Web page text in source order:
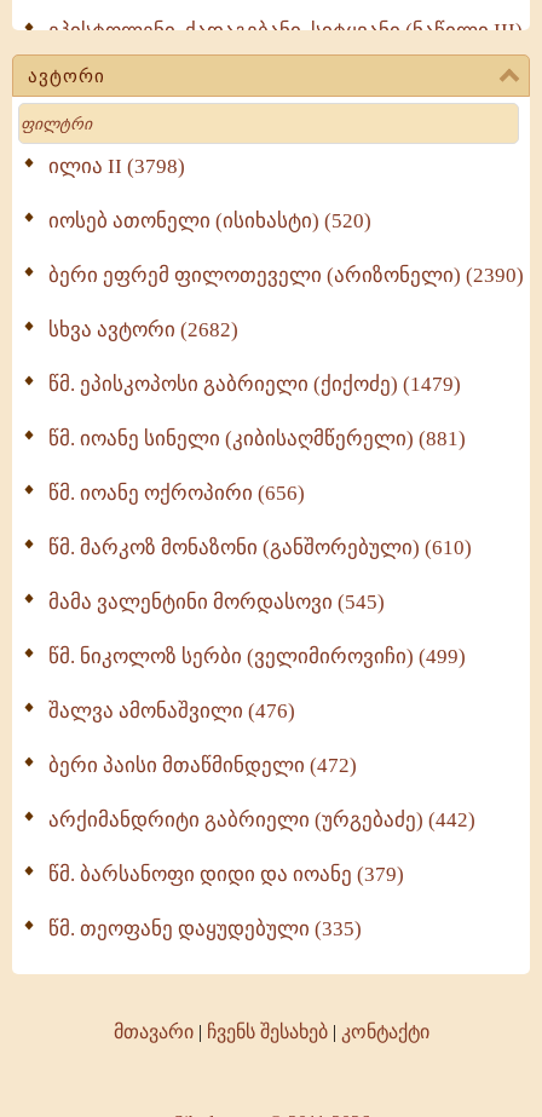
ეპისტოლენი, ქადაგებანი, სიტყვანი (ნაწილი III)
(723)
მოძღვრის ძალზე სასარგებლო რჩევები
მრევლისათვის (545)
Wisdomge (514)
ქადაგებანი გაბრიელ ეპისკოპოსისა - II ტომი
სულიერი ცხოვრების სახელმძღვანელო -
ნაწილი II (369)
ავტორი
Search
ილია II (3798)
იოსებ ათონელი (ისიხასტი) (520)
ბერი ეფრემ ფილოთეველი (არიზონელი) (2390)
სხვა ავტორი (2682)
წმ. ეპისკოპოსი გაბრიელი (ქიქოძე) (1479)
წმ. იოანე სინელი (კიბისაღმწერელი) (881)
წმ. იოანე ოქროპირი (656)
წმ. მარკოზ მონაზონი (განშორებული) (610)
მამა ვალენტინი მორდასოვი (545)
წმ. ნიკოლოზ სერბი (ველიმიროვიჩი) (499)
შალვა ამონაშვილი (476)
ბერი პაისი მთაწმინდელი (472)
არქიმანდრიტი გაბრიელი (ურგებაძე) (442)
წმ. ბარსანოფი დიდი და იოანე (379)
წმ. თეოფანე დაყუდებული (335)
მთავარი| ჩვენს შესახებ| კონტაქტი